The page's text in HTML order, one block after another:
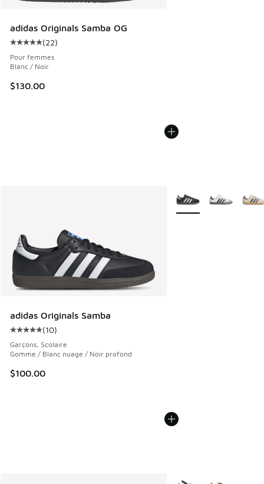
adidas Originals Samba OG
Cote moyenne du client - [5 sur 5 étoiles], 22
(22)
Pour femmes
Blanc / Noir
$130.00
adidas Originals Samba
Cote moyenne du client - [5 sur 5 étoiles], 10
(10)
Garçons, Scolaire
Gomme / Blanc nuage / Noir profond
$100.00
Plus de couleurs
Plus de couleurs